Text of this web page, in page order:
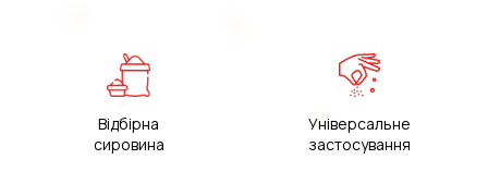
Відбірна
сировина
Універсальне
застосування